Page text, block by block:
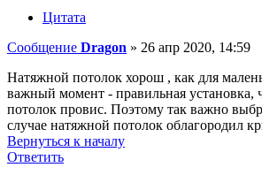
Цитата
Сообщение Dragon » 26 апр 2020, 14:59
Натяжной потолок хорош , как для
важный момент - правильная установка,
потолок провис. Поэтому так важно
случае натяжной потолок облагородил
Вернуться к началу
Ответить
Ответить